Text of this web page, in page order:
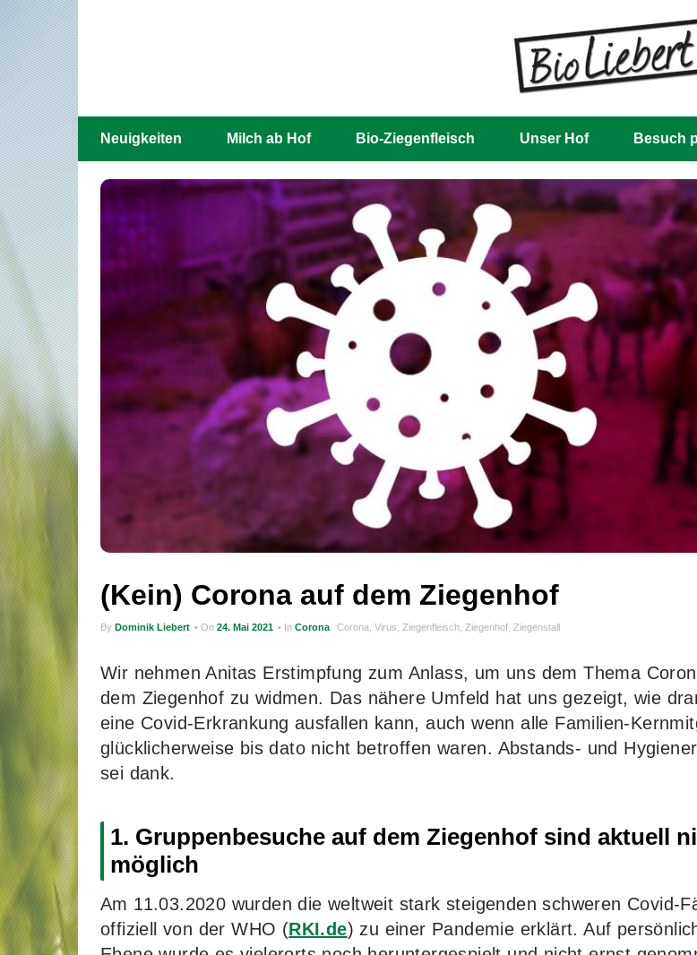
to
content
Neuigkeiten Milch ab Hof Bio-Ziegenfleisch Unser Hof Besuch
(Kein) Corona auf dem Ziegenhof
By Dominik Liebert • On 24. Mai 2021 • In Corona Corona Virus Ziegenfleisch Ziegenhof Ziegenstall
Wir nehmen Anitas Erstimpfung zum Anlass, um uns dem Thema
dem Ziegenhof zu widmen. Das nähere Umfeld hat uns gezeigt, wie
eine Covid-Erkrankung ausfallen kann, auch wenn alle Familien-
glücklicherweise bis dato nicht betroffen waren. Abstands- und
sei dank.
1. Gruppenbesuche auf dem Ziegenhof sind aktuell
möglich
Am 11.03.2020 wurden die weltweit stark steigenden schweren Covid-
offiziell von der WHO (RKI.de) zu einer Pandemie erklärt. Auf